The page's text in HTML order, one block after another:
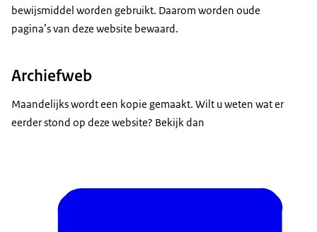
bewijsmiddel worden gebruikt. Daarom worden oude
pagina’s van deze website bewaard.
Archiefweb
Maandelijks wordt een kopie gemaakt. Wilt u weten wat er
eerder stond op deze website? Bekijk dan